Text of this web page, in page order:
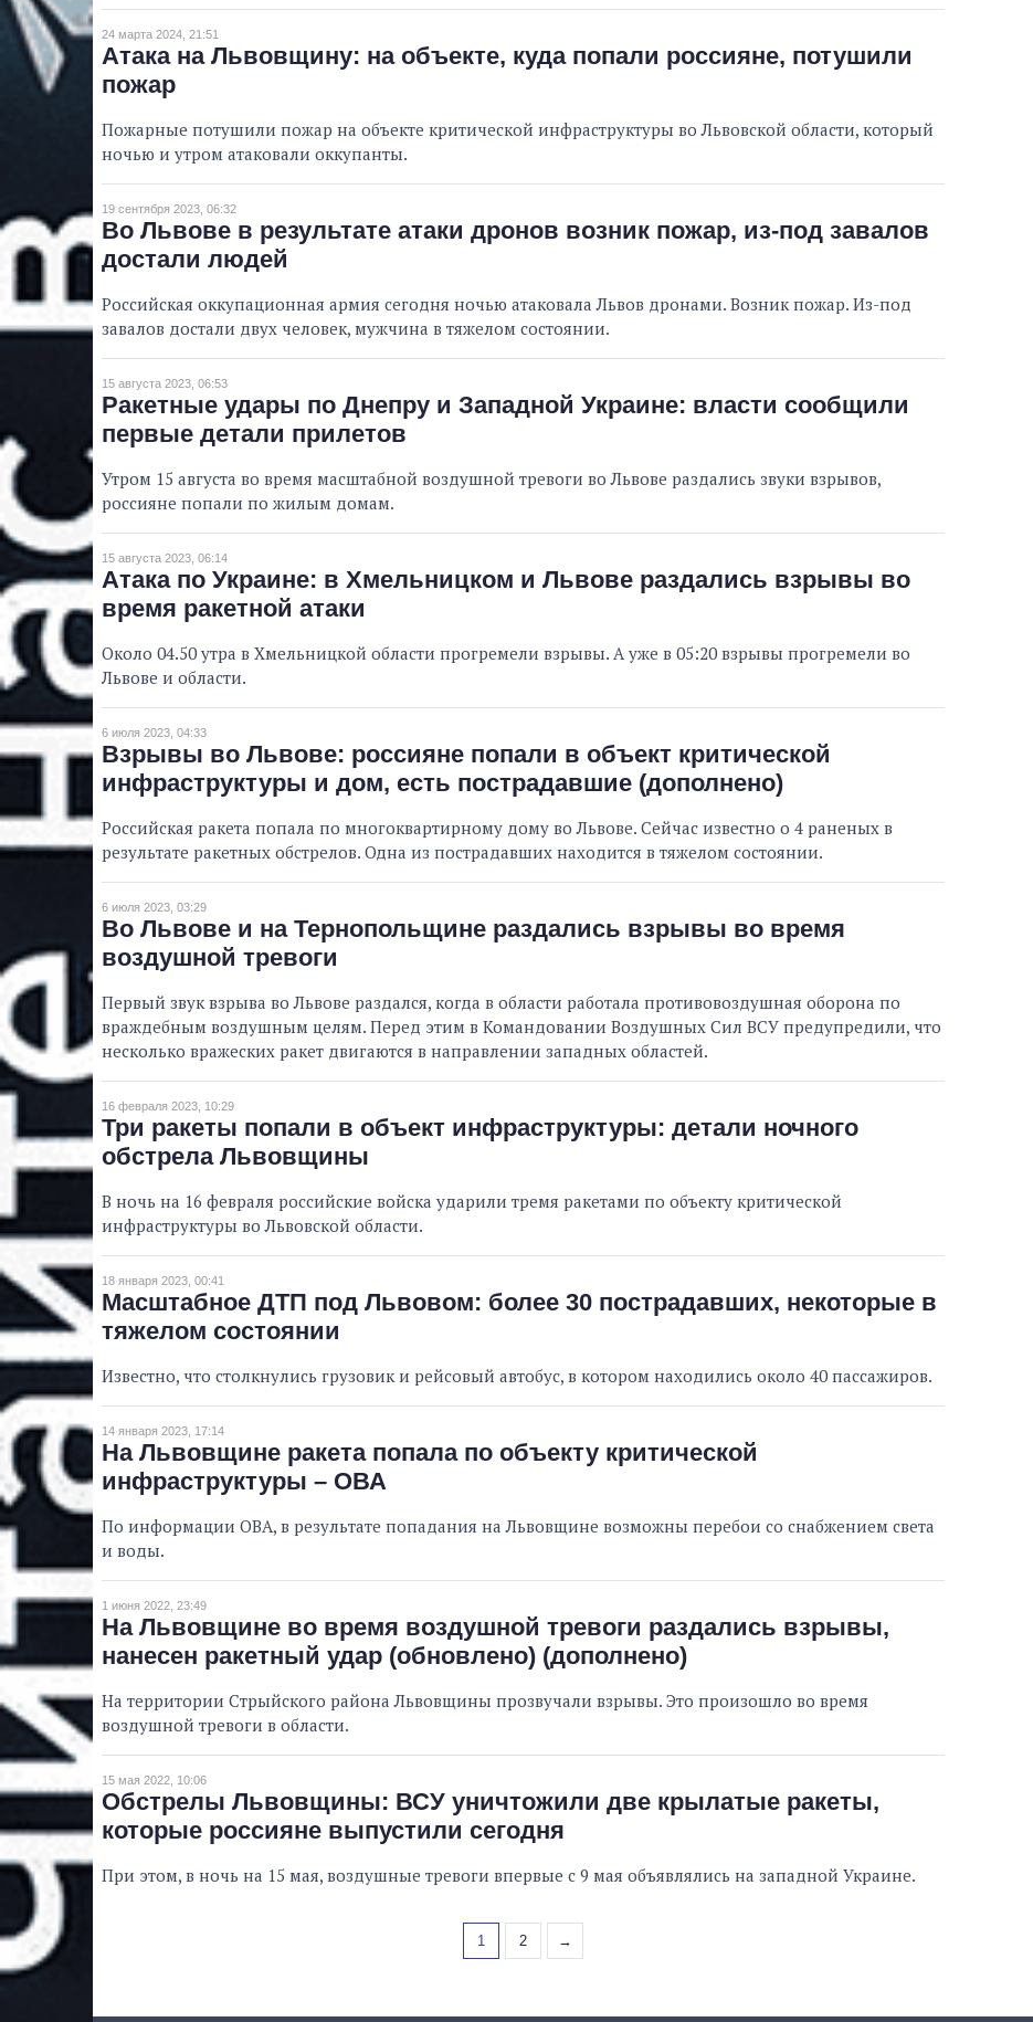
24 марта 2024, 21:51
Атака на Львовщину: на объекте, куда попали россияне, потушили
пожар
Пожарные потушили пожар на объекте критической инфраструктуры во Львовской области, который
ночью и утром атаковали оккупанты.
19 сентября 2023, 06:32
Во Львове в результате атаки дронов возник пожар, из-под завалов
достали людей
Российская оккупационная армия сегодня ночью атаковала Львов дронами. Возник пожар. Из-под
завалов достали двух человек, мужчина в тяжелом состоянии.
15 августа 2023, 06:53
Ракетные удары по Днепру и Западной Украине: власти сообщили
первые детали прилетов
Утром 15 августа во время масштабной воздушной тревоги во Львове раздались звуки взрывов,
россияне попали по жилым домам.
15 августа 2023, 06:14
Атака по Украине: в Хмельницком и Львове раздались взрывы во
время ракетной атаки
Около 04.50 утра в Хмельницкой области прогремели взрывы. А уже в 05:20 взрывы прогремели во
Львове и области.
6 июля 2023, 04:33
Взрывы во Львове: россияне попали в объект критической
инфраструктуры и дом, есть пострадавшие (дополнено)
Российская ракета попала по многоквартирному дому во Львове. Сейчас известно о 4 раненых в
результате ракетных обстрелов. Одна из пострадавших находится в тяжелом состоянии.
6 июля 2023, 03:29
Во Львове и на Тернопольщине раздались взрывы во время
воздушной тревоги
Первый звук взрыва во Львове раздался, когда в области работала противовоздушная оборона по
враждебным воздушным целям. Перед этим в Командовании Воздушных Сил ВСУ предупредили, что
несколько вражеских ракет двигаются в направлении западных областей.
16 февраля 2023, 10:29
Три ракеты попали в объект инфраструктуры: детали ночного
обстрела Львовщины
В ночь на 16 февраля российские войска ударили тремя ракетами по объекту критической
инфраструктуры во Львовской области.
18 января 2023, 00:41
Масштабное ДТП под Львовом: более 30 пострадавших, некоторые в
тяжелом состоянии
Известно, что столкнулись грузовик и рейсовый автобус, в котором находились около 40 пассажиров.
14 января 2023, 17:14
На Львовщине ракета попала по объекту критической
инфраструктуры – ОВА
По информации ОВА, в результате попадания на Львовщине возможны перебои со снабжением света
и воды.
1 июня 2022, 23:49
На Львовщине во время воздушной тревоги раздались взрывы,
нанесен ракетный удар (обновлено) (дополнено)
На территории Стрыйского района Львовщины прозвучали взрывы. Это произошло во время
воздушной тревоги в области.
15 мая 2022, 10:06
Обстрелы Львовщины: ВСУ уничтожили две крылатые ракеты,
которые россияне выпустили сегодня
При этом, в ночь на 15 мая, воздушные тревоги впервые с 9 мая объявлялись на западной Украине.
1 2 →